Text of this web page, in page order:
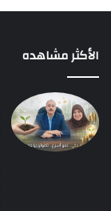
الأكثر مشاهده